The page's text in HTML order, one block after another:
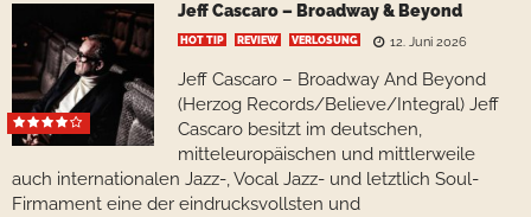
Jeff Cascaro – Broadway & Beyond
HOT TIP REVIEW VERLOSUNG 12. Juni 2026
Jeff Cascaro – Broadway And Beyond
(Herzog Records/Believe/Integral) Jeff
Cascaro besitzt im deutschen,
mitteleuropäischen und mittlerweile
auch internationalen Jazz-, Vocal Jazz- und letztlich Soul-
Firmament eine der eindrucksvollsten und